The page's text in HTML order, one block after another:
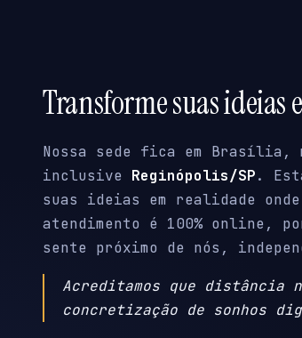
Transforme suas ideias
Nossa sede fica em Brasília,
inclusive Reginópolis/SP.
suas ideias em realidade
atendimento é 100% online,
sente próximo de nós,
Acreditamos que distância
concretização de sonhos